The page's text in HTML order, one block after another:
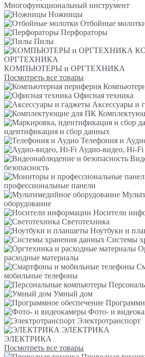
Многофункциональный инструмент
Ножницы
Отбойные
Перфораторы
Пилы
ОРГТЕХНИКА
КОМПЬЮТЕРЫ и ОРГТЕХНИКА
Посмотреть все товары
Офисная техника
Аксессуары и
идентификация и сбор данных
Телефония и
Аудио-видео, Hi-Fi
безопасность
профессиональные панели
оборудование
Носители
Светотехника
Ноутбуки и
Системы
расходные материалы
мобильные телефоны
Умный дом
Фото- и
Электротранспорт
ЭЛЕКТРИКА
ЭЛЕКТРИКА
Посмотреть все товары